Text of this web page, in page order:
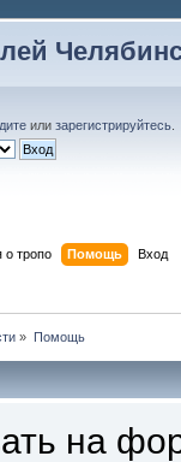
или зарегистрируйтесь
тропо Помощь Вход
» Помощь
на